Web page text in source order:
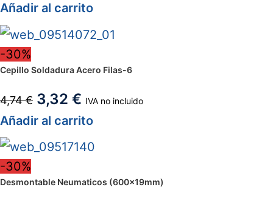
Añadir al carrito
-30%
Cepillo Soldadura Acero Filas-6
4,74€ 3,32 € IVA no incluido
Añadir al carrito
-30%
Desmontable Neumaticos (600x19mm)